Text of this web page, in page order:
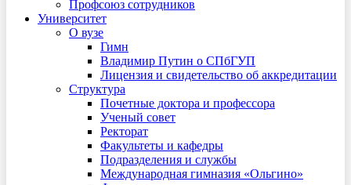
Профсоюз сотрудников
Университет
О вузе
Гимн
Владимир Путин о СПбГУП
Лицензия и свидетельство об аккредитации
Структура
Почетные доктора и профессора
Ученый совет
Ректорат
Факультеты и кафедры
Подразделения и службы
Международная гимназия «Ольгино»